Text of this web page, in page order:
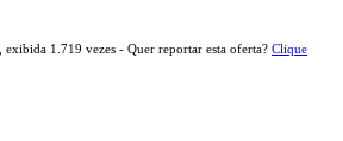
, exibida 1.719 vezes - Quer reportar esta oferta? Clique